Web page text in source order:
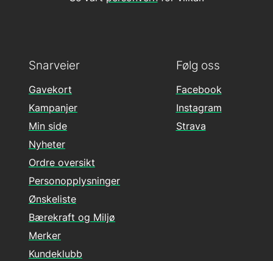
Følg oss
Facebook
Instagram
Strava
Snarveier
Gavekort
Kampanjer
Min side
Nyheter
Ordre oversikt
Personopplysninger
Ønskeliste
Bærekraft og Miljø
Merker
Kundeklubb